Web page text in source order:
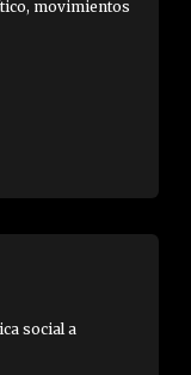
movimientos
social a